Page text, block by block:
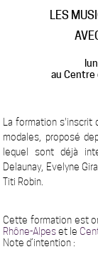
LES
au Centre
La formation s'inscrit
modales, proposé
lequel sont déjà
Delaunay, Evelyne
Titi Robin.
Cette formation est
Rhône-Alpeset le
Note d’intention :